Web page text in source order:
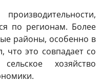
по регионам. Более
районы, особенно в
что это совпадает со
хозяйство